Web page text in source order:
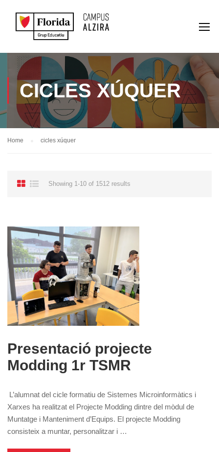
CICLES XÚQUER
Home cicles xúquer
Showing 1-10 of 1512 results
Presentació projecte
Modding 1r TSMR
L’alumnat del cicle formatiu de Sistemes Microinformàtics i
Xarxes ha realitzat el Projecte Modding dintre del mòdul de
Muntatge i Manteniment d’Equips. El projecte Modding
consisteix a muntar, personalitzar i …